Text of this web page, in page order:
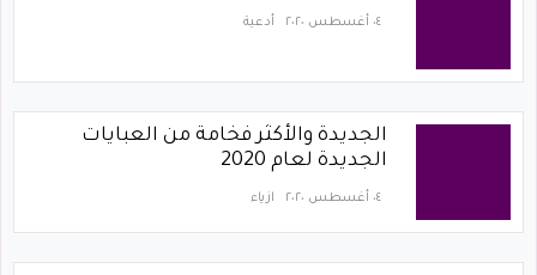
٠٤ أغسطس ٢٠٢٠ أدعية
الجديدة والأكثر فخامة من العبايات
الجديدة لعام 2020
٠٤ أغسطس ٢٠٢٠ ازياء